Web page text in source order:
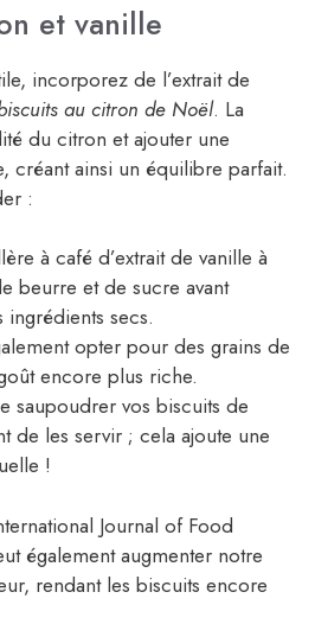
et vanille
incorporez de l’extrait de
au citron de Noël. La
du citron et ajouter une
créant ainsi un équilibre parfait.
:
à café d’extrait de vanille à
beurre et de sucre avant
secs.
opter pour des grains de
encore plus riche.
saupoudrer vos biscuits de
de les servir ; cela ajoute une
!
Journal of Food
également augmenter notre
rendant les biscuits encore